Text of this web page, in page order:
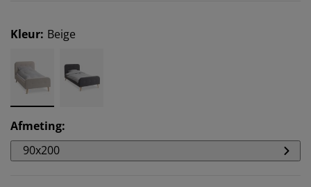
Kleur: Beige
Afmeting:
90x200